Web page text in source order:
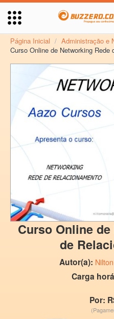
Página Inicial / Administração e
Curso Online de Networking Rede
Curso Online
de
Autor(a):
Carga
Por: